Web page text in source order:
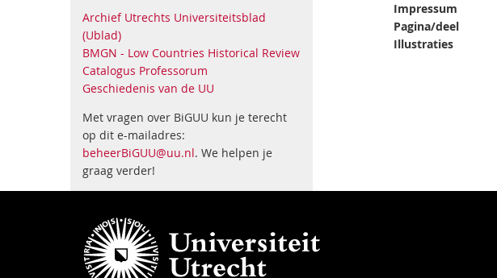
Archief Utrechts Universiteitsblad
(Ublad)
BMGN - Low Countries Historical Review
Catalogus Professorum
Geschiedenis van de UU
Met vragen over BiGUU kun je terecht
op dit e-mailadres:
beheerBiGUU@uu.nl. We helpen je
graag verder!
Impressum
Pagina/deel
Illustraties